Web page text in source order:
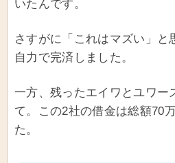
いたんです。
さすがに「これはマズい」と
自力で完済しました。
一方、残ったエイワとユワー
て。この2社の借金は総額70
た。